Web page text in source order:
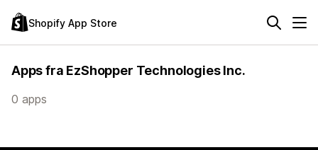
Shopify App Store
Apps fra EzShopper Technologies Inc.
0 apps